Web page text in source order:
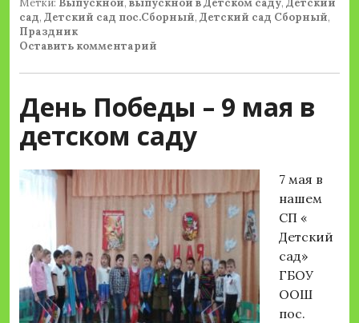
Метки: Выпускной, выпускной в Детском саду, Детский
сад, Детский сад пос.Сборный, Детский сад Сборный,
Праздник
Оставить комментарий
День Победы – 9 мая в
детском саду
7 мая в
нашем
СП «
Детский
сад»
ГБОУ
ООШ
пос.